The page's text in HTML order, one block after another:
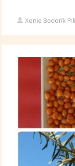
Xenie Bodorík